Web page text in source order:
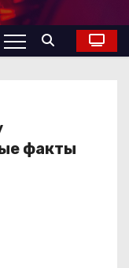
факты